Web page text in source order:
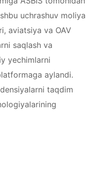
uchrashuv moliya
aviatsiya va OAV
saqlash va
yechimlarni
aylandi.
taqdim